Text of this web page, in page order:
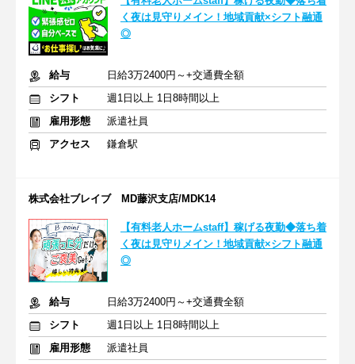
く夜は見守りメイン！地域貢献×シフト融通
◎
給与
日給3万2400円～+交通費全額
シフト
週1日以上 1日8時間以上
雇用形態
派遣社員
アクセス
鎌倉駅
株式会社ブレイブ MD藤沢支店/MDK14
【有料老人ホームstaff】稼げる夜勤◆落ち着
く夜は見守りメイン！地域貢献×シフト融通
◎
給与
日給3万2400円～+交通費全額
シフト
週1日以上 1日8時間以上
雇用形態
派遣社員